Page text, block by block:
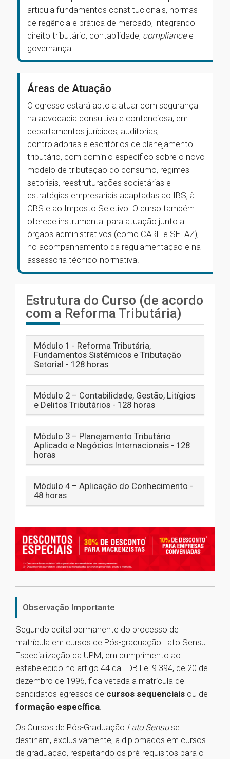
articula fundamentos constitucionais, normas
de regência e prática de mercado, integrando
direito tributário, contabilidade, compliance e
governança.
Áreas de Atuação
O egresso estará apto a atuar com segurança
na advocacia consultiva e contenciosa, em
departamentos jurídicos, auditorias,
controladorias e escritórios de planejamento
tributário, com domínio específico sobre o novo
modelo de tributação do consumo, regimes
setoriais, reestruturações societárias e
estratégias empresariais adaptadas ao IBS, à
CBS e ao Imposto Seletivo. O curso também
oferece instrumental para atuação junto a
órgãos administrativos (como CARF e SEFAZ),
no acompanhamento da regulamentação e na
assessoria técnico-normativa.
Estrutura do Curso (de acordo
com a Reforma Tributária)
Módulo 1 - Reforma Tributária,
Fundamentos Sistêmicos e Tributação
Setorial - 128 horas
Módulo 2 – Contabilidade, Gestão, Litígios
e Delitos Tributários - 128 horas
Módulo 3 – Planejamento Tributário
Aplicado e Negócios Internacionais - 128
horas
Módulo 4 – Aplicação do Conhecimento -
48 horas
Observação Importante
Segundo edital permanente do processo de
matrícula em cursos de Pós-graduação Lato Sensu
Especialização da UPM, em cumprimento ao
estabelecido no artigo 44 da LDB Lei 9.394, de 20 de
dezembro de 1996, fica vetada a matrícula de
candidatos egressos de cursos sequenciais ou de
formação específica.
Os Cursos de Pós-Graduação Lato Sensuse
destinam, exclusivamente, a diplomados em cursos
de graduação, respeitando os pré-requisitos para o